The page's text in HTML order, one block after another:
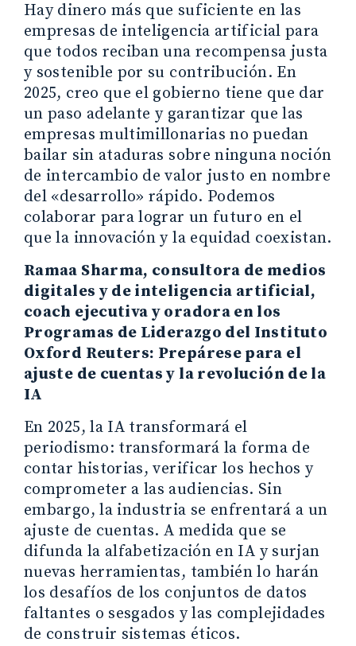
Hay dinero más que suficiente en las
empresas de inteligencia artificial para
que todos reciban una recompensa justa
y sostenible por su contribución. En
2025, creo que el gobierno tiene que dar
un paso adelante y garantizar que las
empresas multimillonarias no puedan
bailar sin ataduras sobre ninguna noción
de intercambio de valor justo en nombre
del «desarrollo» rápido. Podemos
colaborar para lograr un futuro en el
que la innovación y la equidad coexistan.
Ramaa Sharma, consultora de medios
digitales y de inteligencia artificial,
coach ejecutiva y oradora en los
Programas de Liderazgo del Instituto
Oxford Reuters: Prepárese para el
ajuste de cuentas y la revolución de la
IA
En 2025, la IA transformará el
periodismo: transformará la forma de
contar historias, verificar los hechos y
comprometer a las audiencias. Sin
embargo, la industria se enfrentará a un
ajuste de cuentas. A medida que se
difunda la alfabetización en IA y surjan
nuevas herramientas, también lo harán
los desafíos de los conjuntos de datos
faltantes o sesgados y las complejidades
de construir sistemas éticos.